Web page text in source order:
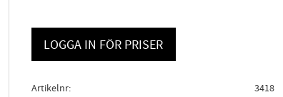
LOGGA IN FÖR PRISER
Artikelnr 3418